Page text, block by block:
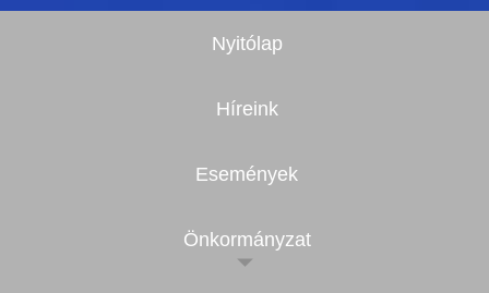
Nyitólap
Híreink
Események
Önkormányzat